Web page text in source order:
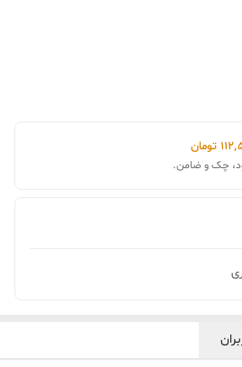
تومان